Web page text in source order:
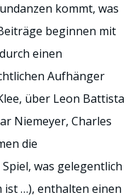
kommt, was
beginnen mit
einen
Aufhänger
über Leon Battista
Niemeyer, Charles
die
was gelegentlich
…), enthalten einen